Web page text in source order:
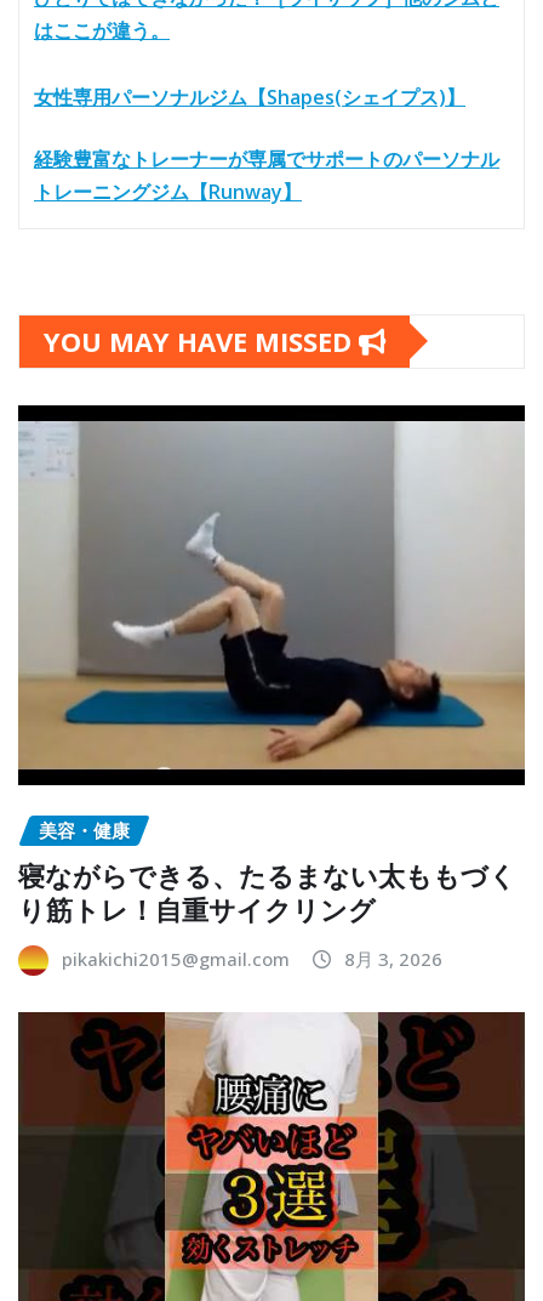
はここが違う。
女性専用パーソナルジム【Shapes(シェイプス)】
経験豊富なトレーナーが専属でサポートのパーソナル
トレーニングジム【Runway】
YOU MAY HAVE MISSED
美容・健康
寝ながらできる、たるまない太ももづく
り筋トレ！自重サイクリング
pikakichi2015@gmail.com 8月 3, 2026